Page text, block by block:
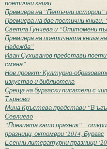
поетични книги
Премиера на “Петъчни истории”
Премиера на две поетични
Светла Гунчева и “Опитомени
Премиера на поетичната книга
Надежда”
Иван Сухиванов представи
смяна”
Нов проект: Културно-
изкуство и библиотека
Среща на бургаски писатели с
Търново
Мина Кръстева представи “В
Севлиево
“Поезията като празник” –
празници, октомври ‘2014, Бургас
Есенни литературни празници